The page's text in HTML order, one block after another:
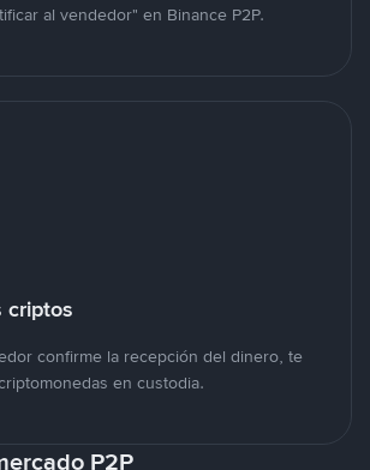
al vendedor" en Binance P2P.
criptos
confirme la recepción del dinero, te
en custodia.
P2P